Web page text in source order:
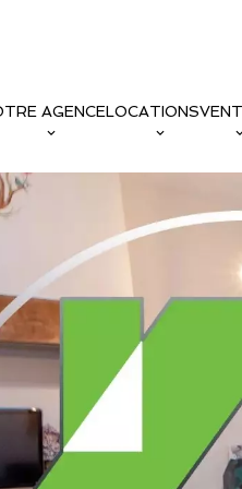
AGENCELOCATIONS